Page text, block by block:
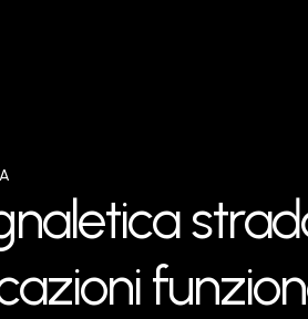
naleticastrad
azionifunzion